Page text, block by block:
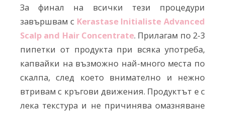
За финал на всички тези процедури
завършвам с Kerastase Initialiste Advanced
Scalp and Hair Concentrate. Прилагам по 2-3
пипетки от продукта при всяка употреба,
капвайки на възможно най-много места по
скалпа, след което внимателно и нежно
втривам с кръгови движения. Продуктът е с
лека текстура и не причинява омазняване